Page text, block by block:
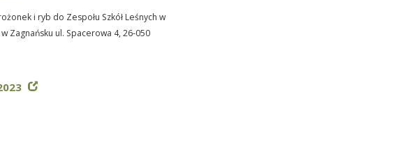
i ryb do Zespołu Szkół Leśnych w
Zagnańsku ul. Spacerowa 4, 26-050